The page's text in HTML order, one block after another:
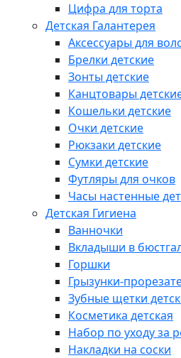
Цифра для торта
Детская Галантерея
Аксессуары для
Брелки детские
Зонты детские
Канцтовары
Кошельки детские
Очки детские
Рюкзаки детские
Сумки детские
Футляры для очков
Часы настенные
Детская Гигиена
Ванночки
Вкладыши в
Горшки
Грызунки-
Зубные щетки
Косметика детская
Набор по уходу за
Накладки на соски